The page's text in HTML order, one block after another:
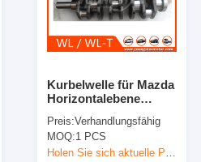
Kurbelwelle für Mazda
Horizontalebene
330
Preis:Verhandlungsfähig
MOQ:1 PCS